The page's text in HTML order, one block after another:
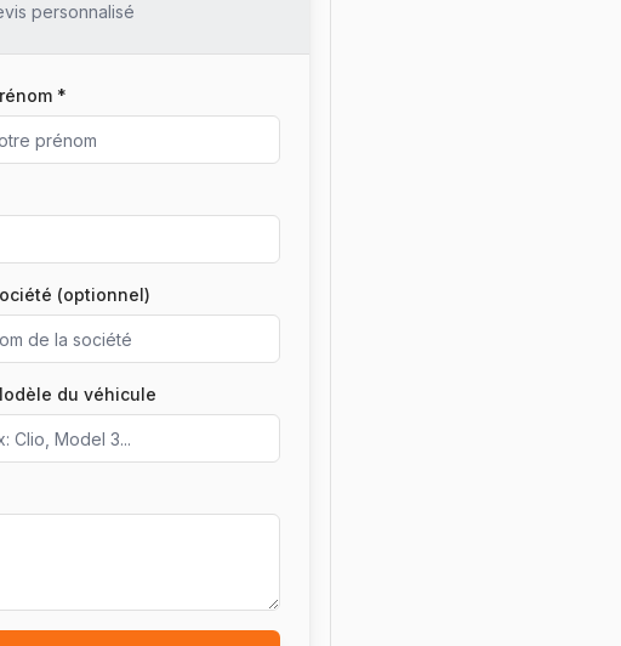
personnalisé
*
(optionnel)
du véhicule